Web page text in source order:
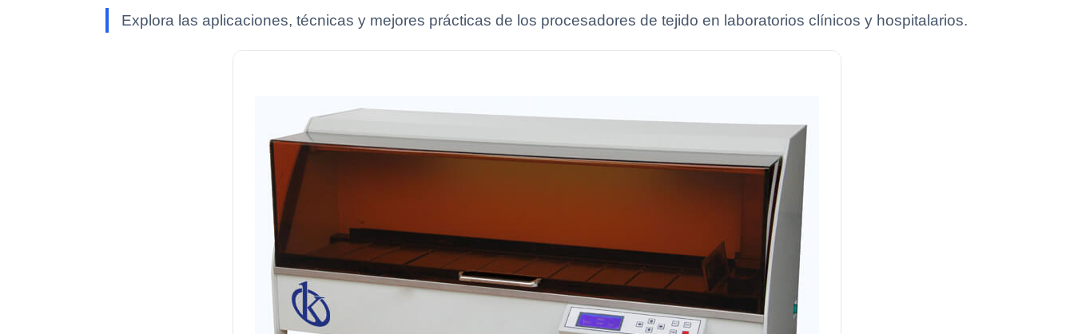
Explora las aplicaciones, técnicas y mejores prácticas de los procesadores de tejido en laboratorios clínicos y hospitalarios.